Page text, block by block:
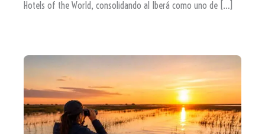
Hotels of the World, consolidando al Iberá como uno de […]